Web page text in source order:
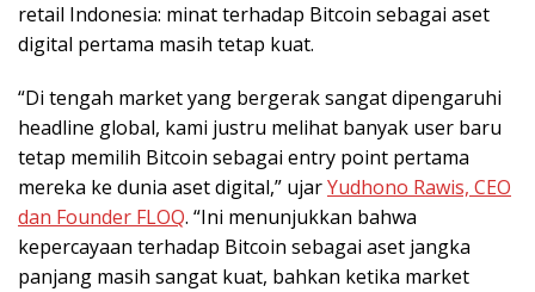
retail Indonesia: minat terhadap Bitcoin sebagai aset
digital pertama masih tetap kuat.
“Di tengah market yang bergerak sangat dipengaruhi
headline global, kami justru melihat banyak user baru
tetap memilih Bitcoin sebagai entry point pertama
mereka ke dunia aset digital,” ujarYudhono Rawis, CEO
dan Founder FLOQ. “Ini menunjukkan bahwa
kepercayaan terhadap Bitcoin sebagai aset jangka
panjang masih sangat kuat, bahkan ketika market